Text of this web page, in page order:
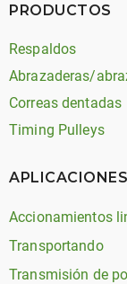
PRODUCTOS
Respaldos
Abrazaderas/
Correas dentadas
Timing Pulleys
APLICACIONES
Accionamientos
Transportando
Transmisión de